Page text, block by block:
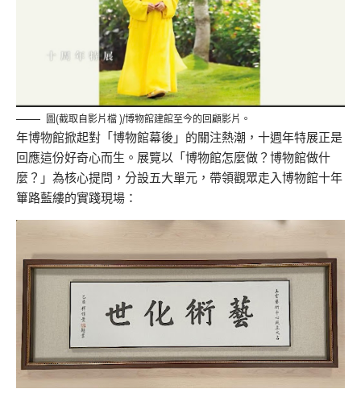
圖(截取自影片檔 )/博物館建館至今的回顧影片。
年博物館掀起對「博物館幕後」的關注熱潮，十週年特展正是
回應這份好奇心而生。展覽以「博物館怎麼做？博物館做什
麼？」為核心提問，分設五大單元，帶領觀眾走入博物館十年
篳路藍縷的實踐現場：